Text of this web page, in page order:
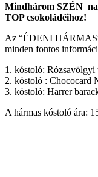
Mindhárom SZÉN
TOP csokoládéihoz!
Az “ÉDENI
minden fontos
1. kóstoló: Rózsavölgyi
2. kóstoló : Chococard
3. kóstoló: Harrer
A hármas kóstoló ára: